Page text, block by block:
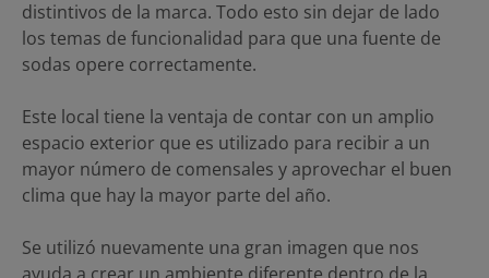
distintivos de la marca. Todo esto sin dejar de lado
los temas de funcionalidad para que una fuente de
sodas opere correctamente.
Este local tiene la ventaja de contar con un amplio
espacio exterior que es utilizado para recibir a un
mayor número de comensales y aprovechar el buen
clima que hay la mayor parte del año.
Se utilizó nuevamente una gran imagen que nos